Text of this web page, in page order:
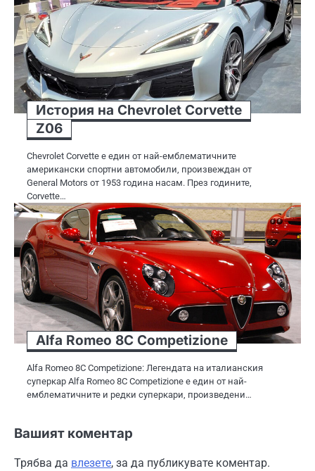
История на Chevrolet Corvette
Z06
Chevrolet Corvette е един от най-емблематичните
американски спортни автомобили, произвеждан от
General Motors от 1953 година насам. През годините,
Corvette…
Alfa Romeo 8C Competizione
Alfa Romeo 8C Competizione: Легендата на италианския
суперкар Alfa Romeo 8C Competizione е един от най-
емблематичните и редки суперкари, произведени…
Вашият коментар
Трябва да влезете, за да публикувате коментар.